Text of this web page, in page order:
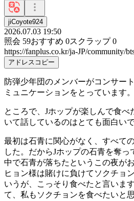
jiCoyote924
2026.07.03 19:50
照会 59おすすめ 0スクラップ 0
https://fanplus.co.kr/ja-JP/community/
アドレスコピー
防弾少年団のメンバーがコンサー
ミュニケーションをとっています。
ところで、Jホップが楽しんで食べ
いて話しているのはとても面白いで
最初は石青に関心がなく、すべて
した。だからJホップの石青を奪
中で石青が落ちたというこの夜が
ヒョン様は賭けに負けてソクチョ
いうが、こっそり食べたと言いま
て、私もソクチョンを食べたいと思